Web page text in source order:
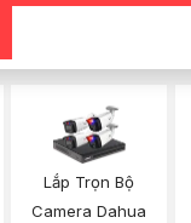
Lắp Trọn Bộ
Camera Dahua